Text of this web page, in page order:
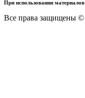
При использовании
Все права защищены ©